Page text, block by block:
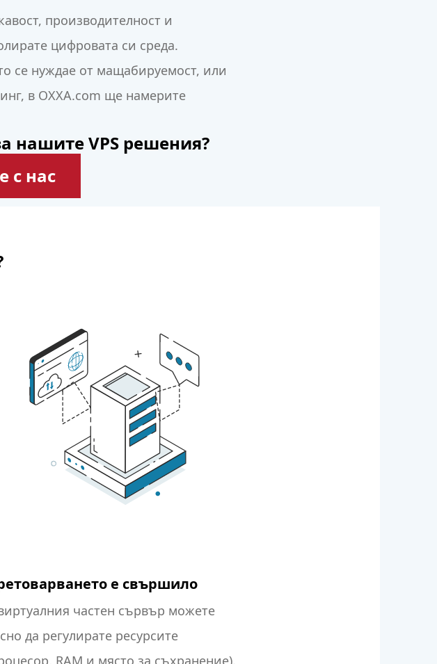
производителност и
цифровата си среда.
се нуждае от мащабируемост, или
в OXXA.com ще намерите
нашите VPS решения?
с нас
е свършило
частен сървър можете
да регулирате ресурсите
RAM и място за съхранение).